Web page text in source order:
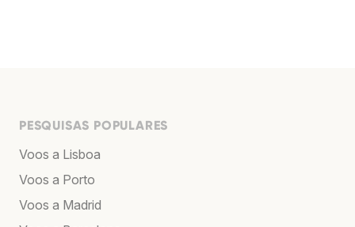
PESQUISAS POPULARES
Voos a Lisboa
Voos a Porto
Voos a Madrid